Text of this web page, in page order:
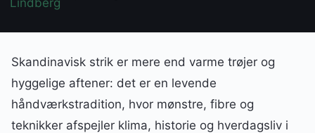
Skandinavisk strik er mere end varme trøjer og
hyggelige aftener: det er en levende
håndværkstradition, hvor mønstre, fibre og
teknikker afspejler klima, historie og hverdagsliv i